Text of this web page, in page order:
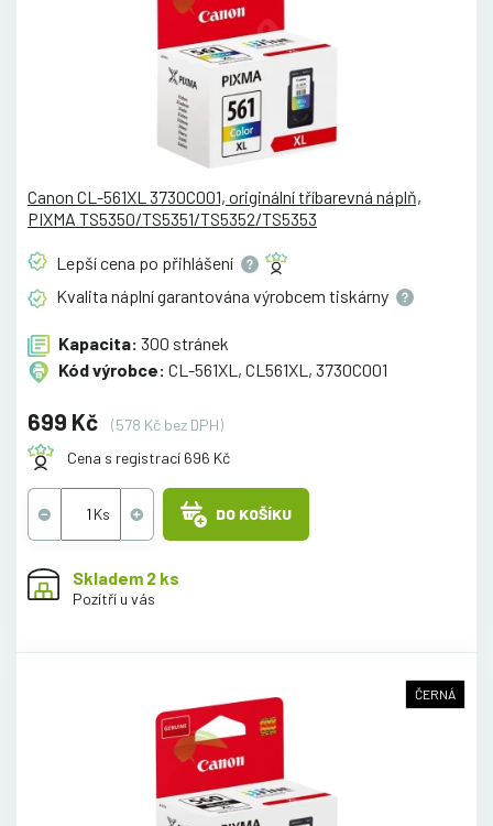
Canon CL-561XL 3730C001, originální tříbarevná náplň,
PIXMA TS5350/TS5351/TS5352/TS5353
Lepší cena po přihlášení
Kvalita náplní garantována výrobcem tiskárny
Kapacita: 300 stránek
Kód výrobce: CL-561XL, CL561XL, 3730C001
699 Kč
(578 Kč bez DPH)
Cena s registrací 696 Kč
DO KOŠÍKU
Skladem 2 ks
Pozítří u vás
ČERNÁ